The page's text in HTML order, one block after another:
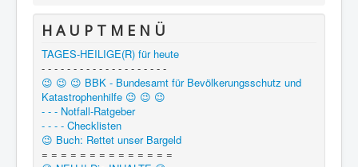
H A U P T M E N Ü
TAGES-HEILIGE(R) für heute
- - - - - - - - - - - - - - - - - - - -
😉 😉 😉 BBK - Bundesamt für Bevölkerungsschutz und
Katastrophenhilfe 😉 😉 😉
- - - Notfall-Ratgeber
- - - - Checklisten
😉 Buch: Rettet unser Bargeld
= = = = = = = = = = = = = =